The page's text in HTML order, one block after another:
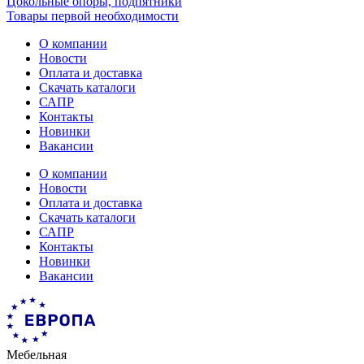
Товары первой необходимости
О компании
Новости
Оплата и доставка
Скачать каталоги
САПР
Контакты
Новинки
Вакансии
О компании
Новости
Оплата и доставка
Скачать каталоги
САПР
Контакты
Новинки
Вакансии
Мебельная